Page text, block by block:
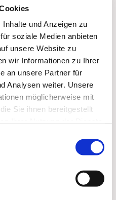
und Anzeigen zu
soziale Medien anbieten
unsere Website zu
wir Informationen zu Ihrer
an unsere Partner für
Analysen weiter. Unsere
möglicherweise mit
Sie ihnen bereitgestellt